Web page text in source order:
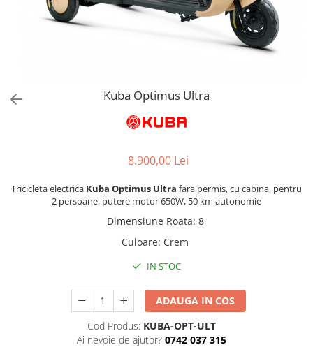
Kuba Optimus Ultra
8.900,00 Lei
Tricicleta electrica Kuba Optimus Ultra fara permis, cu cabina, pentru
2 persoane, putere motor 650W, 50 km autonomie
Dimensiune Roata: 8
Culoare: Crem
IN STOC
ADAUGA IN COS
Cod Produs: KUBA-OPT-ULT
Ai nevoie de ajutor? 0742 037 315